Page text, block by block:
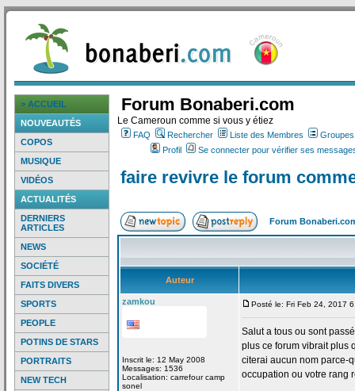
> ACCUEIL
NOUVEAUTÉS
COPOS
MUSIQUE
VIDÉOS
ACTUALITÉS
DERNIERS
ARTICLES
NEWS
SOCIÉTÉ
FAITS DIVERS
SPORTS
PEOPLE
POTINS DE STARS
PORTRAITS
NEW TECH
Forum Bonaberi.com
Le Cameroun comme si vous y étiez
FAQ Rechercher Liste des Membres
Profil
Se connecter pour vérifier ses
faire revivre le forum
Forum
Auteur
zamkou
Inscrit le: 12 May 2008
Messages: 1536
Localisation: carrefour camp
sonel
Posté le: Fri Feb 24, 2017
Salut a tous ou sont
plus ce forum vibrait plus
citerai aucun nom parce-
occupation ou votre rang